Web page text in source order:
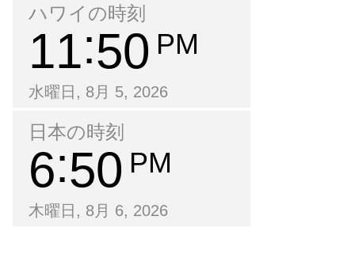
ハワイの時刻
11 50 PM
水曜日, 8月 5, 2026
日本の時刻
6 50 PM
木曜日, 8月 6, 2026